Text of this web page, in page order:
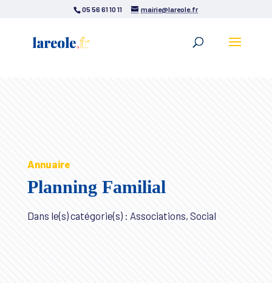
05 56 61 10 11 mairie@lareole.fr
Annuaire
Planning Familial
Dans le(s) catégorie(s) : Associations, Social